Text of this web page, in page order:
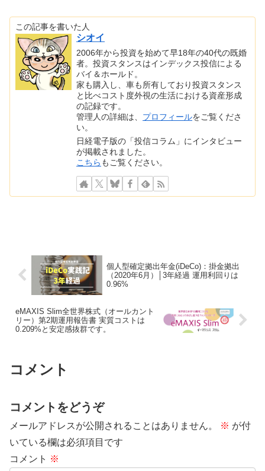
この記事を書いた人
シオイ
2006年から投資を始めて早18年の40代の既婚
者。投資スタンスはインデックス投信による
バイ＆ホールド。
家も購入し、車も所有しており投資スタンス
と比べコスト度外視の生活における資産形成
の記録です。
管理人の詳細は、 プロフィールをご覧くださ
い。
日経電子版の「投信コラム」にインタビュー
が掲載されました。
こちら もご覧ください。
個人型確定拠出年金(iDeCo)：掛金拠出
（2020年6月）│3年経過 運用利回りは
0.96%
eMAXIS Slim全世界株式（オールカント
リー）第2期運用報告書 実質コストは
0.209%と安定感抜群です。
コメント
コメントをどうぞ
メールアドレスが公開されることはありません。 ※ が付
いている欄は必須項目です
コメント ※